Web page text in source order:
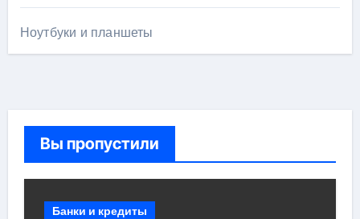
Ноутбуки и планшеты
Вы пропустили
Банки и кредиты